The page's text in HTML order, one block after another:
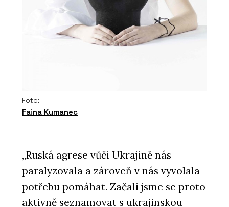
Foto:
Faina Kumanec
„Ruská agrese vůči Ukrajině nás
paralyzovala a zároveň v nás vyvolala
potřebu pomáhat. Začali jsme se proto
aktivně seznamovat s ukrajinskou